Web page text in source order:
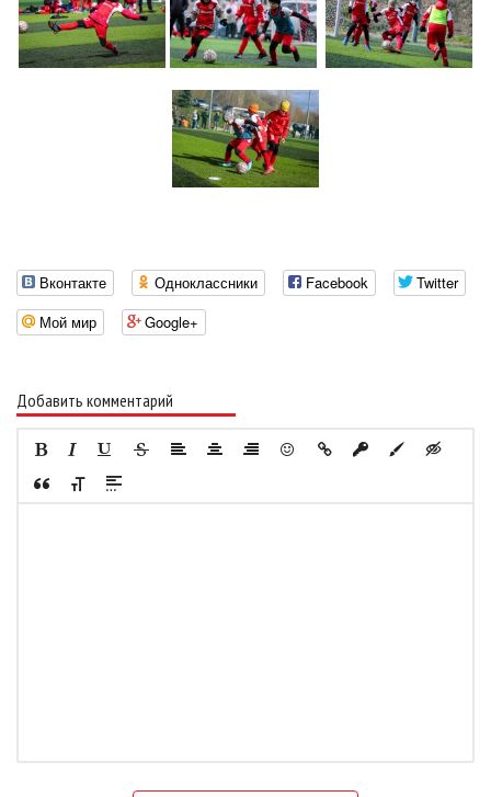
Вконтакте Одноклассники Facebook
Twitter
Мой мир
Google+
Добавить комментарий